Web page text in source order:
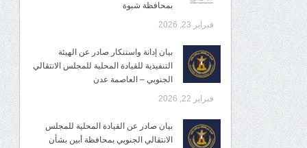
بمحافظة شبوة
فبراير 23, 2026
بيان إدانة واستنكار صادر عن الهيئة
التنفيذية للقيادة المحلية للمجلس الانتقالي
الجنوبي – العاصمة عدن
فبراير 22, 2026
بيان صادر عن القيادة المحلية للمجلس
الانتقالي الجنوبي بمحافظة أبين بشأن